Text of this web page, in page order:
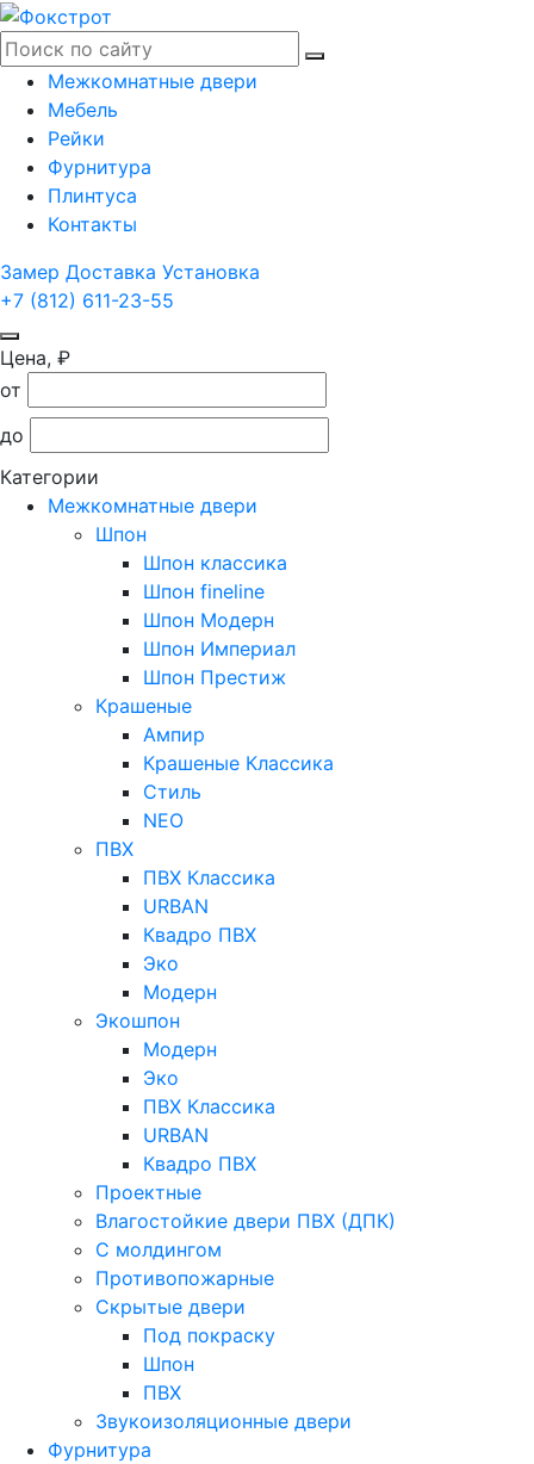
Межкомнатные двери
Мебель
Рейки
Фурнитура
Плинтуса
Контакты
Замер Доставка Установка
+7 (812) 611-23-55
Цена, ₽
от
до
Категории
Межкомнатные двери
Шпон
Шпон классика
Шпон fineline
Шпон Модерн
Шпон Империал
Шпон Престиж
Крашеные
Ампир
Крашеные Классика
Стиль
NEO
ПВХ
ПВХ Классика
URBAN
Квадро ПВХ
Эко
Модерн
Экошпон
Модерн
Эко
ПВХ Классика
URBAN
Квадро ПВХ
Проектные
Влагостойкие двери ПВХ (ДПК)
С молдингом
Противопожарные
Скрытые двери
Под покраску
Шпон
ПВХ
Звукоизоляционные двери
Фурнитура